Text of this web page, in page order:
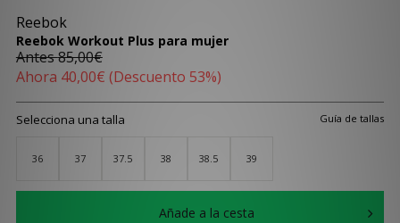
Reebok
Reebok Workout Plus para mujer
Antes85,00€
Ahora 40,00€ (Descuento 53%)
Guía de tallas
Selecciona una talla
36 37 37.5 38 38.5 39
Añade a la cesta